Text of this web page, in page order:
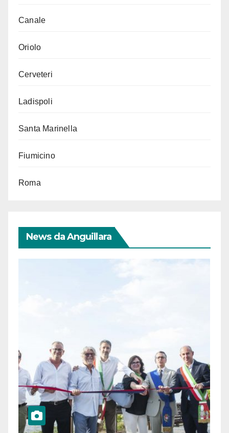
Canale
Oriolo
Cerveteri
Ladispoli
Santa Marinella
Fiumicino
Roma
News da Anguillara